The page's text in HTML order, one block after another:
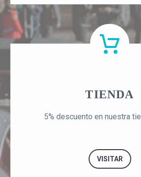
TIENDA
5% descuento en nuestra
VISITAR